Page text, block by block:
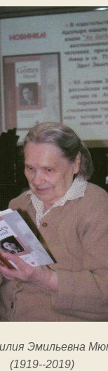
Эмильевна
(1919--2019)